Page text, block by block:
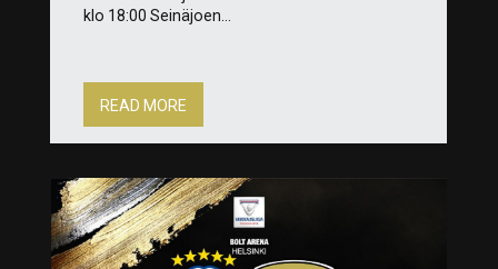
klo 18:00 Seinäjoen...
READ MORE